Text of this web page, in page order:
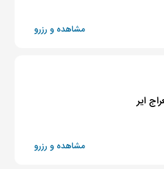
مشاهده و رزرو
مشاهده و رزرو